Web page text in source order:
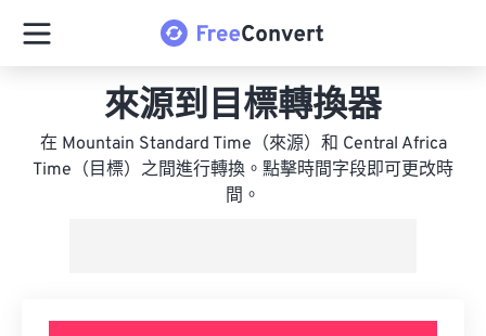
來源到目標轉換器
在 Mountain Standard Time（來源）和 Central Africa
Time（目標）之間進行轉換。點擊時間字段即可更改時
間。